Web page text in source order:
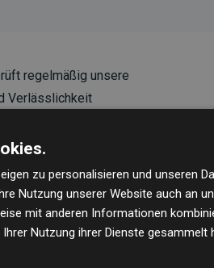
regelmäßig unsere
Verlässlichkeit
in Klimaschutzprojekte im
der teilnehmenden
die messbare Klimawirkung
zu personalisieren und unseren
Nutzung unserer Website auch an
mit anderen Informationen
Nutzung ihrer Dienste gesammelt